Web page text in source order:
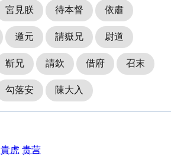
宮見朕 待本督 依肅
邀元 請嶽兄 尉道
靳兄 請欽 借府 召末
勾落安 陳大入
貴虎 贵营